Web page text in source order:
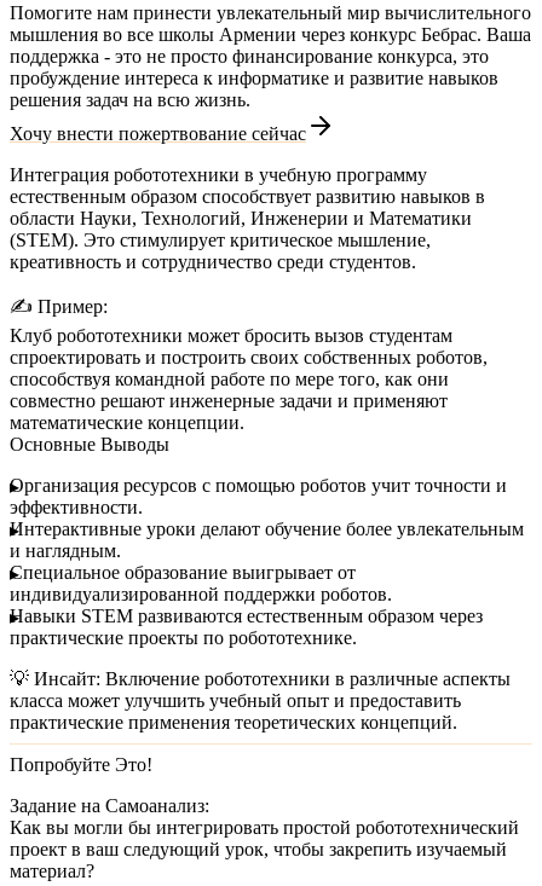
Помогите нам принести увлекательный мир вычислительного
мышления во все школы Армении через конкурс Бебрас. Ваша
поддержка - это не просто финансирование конкурса, это
пробуждение интереса к информатике и развитие навыков
решения задач на всю жизнь.
Хочу внести пожертвование сейчас
Интеграция робототехники в учебную программу
естественным образом способствует развитию навыков в
области Науки, Технологий, Инженерии и Математики
(STEM). Это стимулирует критическое мышление,
креативность и сотрудничество среди студентов.
✍️ Пример:
Клуб робототехники может бросить вызов студентам
спроектировать и построить своих собственных роботов,
способствуя командной работе по мере того, как они
совместно решают инженерные задачи и применяют
математические концепции.
Основные Выводы
Организация ресурсов с помощью роботов учит точности и
эффективности.
Интерактивные уроки делают обучение более увлекательным
и наглядным.
Специальное образование выигрывает от
индивидуализированной поддержки роботов.
Навыки STEM развиваются естественным образом через
практические проекты по робототехнике.
💡 Инсайт: Включение робототехники в различные аспекты
класса может улучшить учебный опыт и предоставить
практические применения теоретических концепций.
Попробуйте Это!
Задание на Самоанализ:
Как вы могли бы интегрировать простой робототехнический
проект в ваш следующий урок, чтобы закрепить изучаемый
материал?